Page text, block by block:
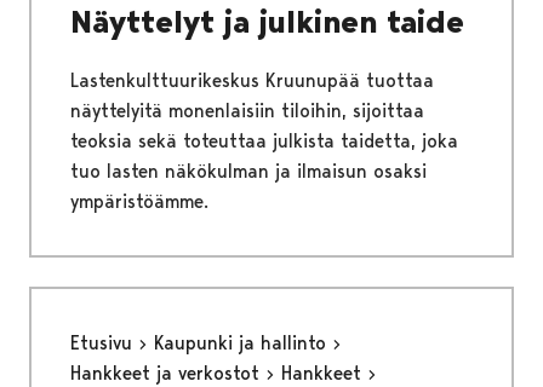
Näyttelyt ja julkinen taide
Lastenkulttuurikeskus Kruunupää tuottaa
näyttelyitä monenlaisiin tiloihin, sijoittaa
teoksia sekä toteuttaa julkista taidetta, joka
tuo lasten näkökulman ja ilmaisun osaksi
ympäristöämme.
Etusivu
Kaupunki ja hallinto
Hankkeet ja verkostot
Hankkeet